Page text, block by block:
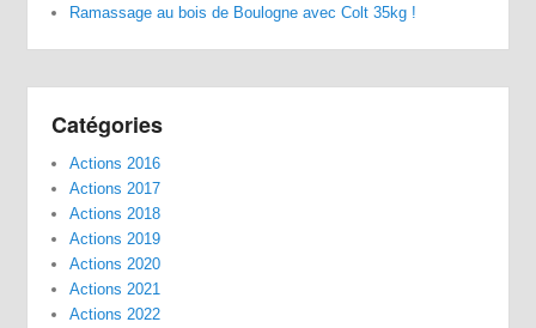
Ramassage au bois de Boulogne avec Colt 35kg !
Catégories
Actions 2016
Actions 2017
Actions 2018
Actions 2019
Actions 2020
Actions 2021
Actions 2022